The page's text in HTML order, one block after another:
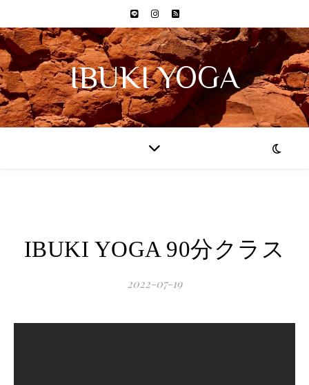
IBUKI YOGA
IBUKI YOGA 90分クラス
2022-07-19